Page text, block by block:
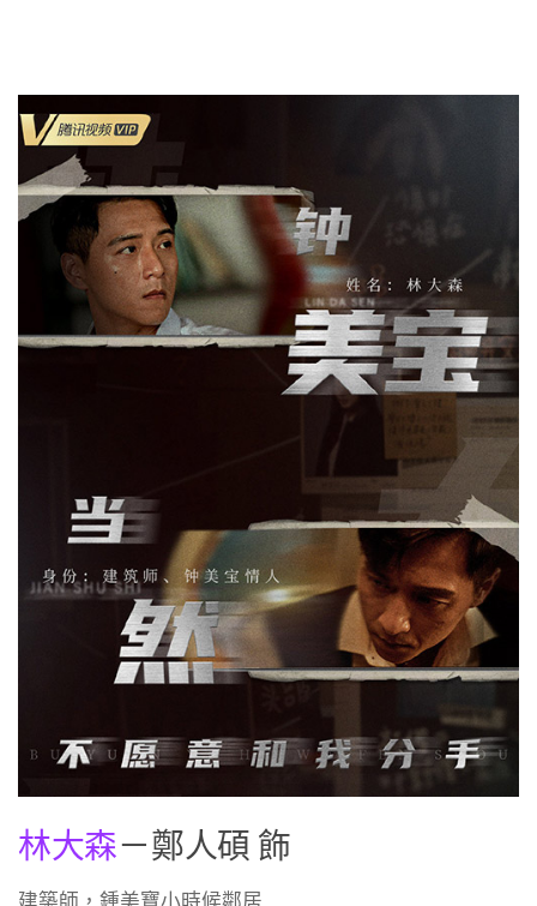
林大森－鄭人碩 飾